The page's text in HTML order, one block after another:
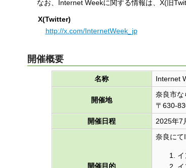
なお、Internet Weekに関する情報は、X(旧
X(Twitter)
http://x.com/InternetWeek_jp
開催概要
名称 Internet
開催地
奈良市な
〒630-
開催日程
2025年7
開催目的
奈良にて